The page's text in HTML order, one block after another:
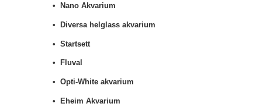
Nano Akvarium
Diversa helglass akvarium
Startsett
Fluval
Opti-White akvarium
Eheim Akvarium